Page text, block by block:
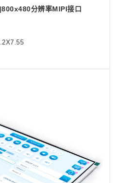
分辨率MIPI接口